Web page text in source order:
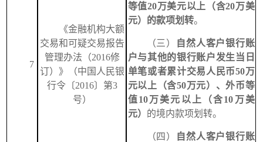
7
《金融机构大额
交易和可疑交易报告
管理办法（2016修
订）》（中国人民银
行令〔2016〕第3
号）
等值20万美元以上（含20万美
元）的款项划转。
（三）
自然人客户银行账
户与其他的银行账户发生当日
单笔或者累计交易人民币50万
元以上（含50万元）、外币等
值10万美元以上（含10万美
元） 的境内款项划转。
（四）
自然人客户银行账